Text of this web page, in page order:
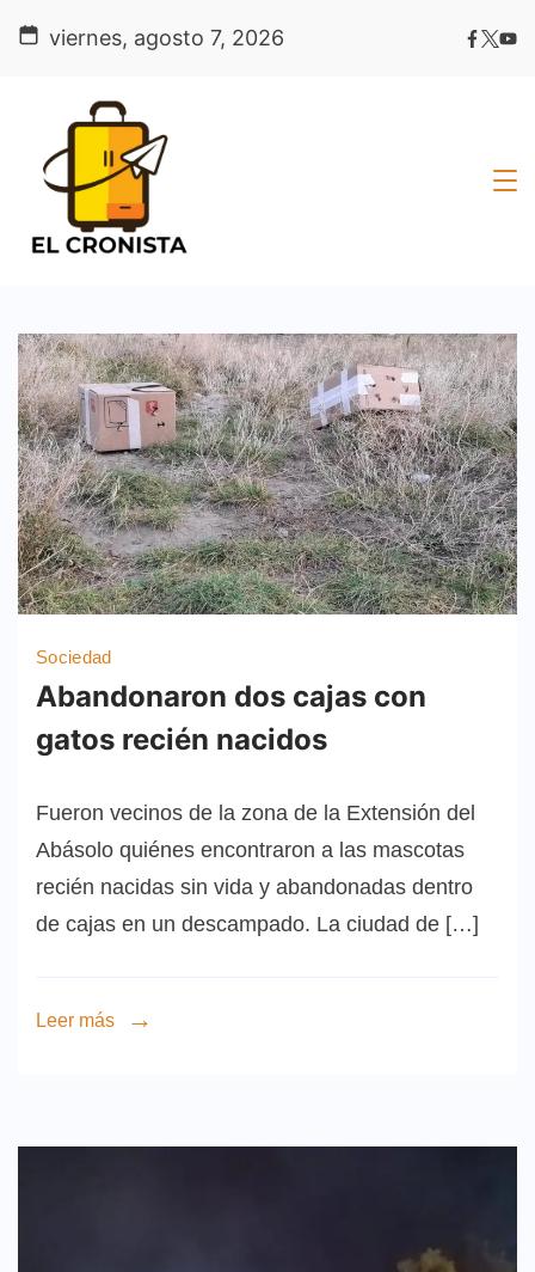
viernes, agosto 7, 2026
Sociedad
Abandonaron dos cajas con
gatos recién nacidos
Fueron vecinos de la zona de la Extensión del
Abásolo quiénes encontraron a las mascotas
recién nacidas sin vida y abandonadas dentro
de cajas en un descampado. La ciudad de […]
Leer más